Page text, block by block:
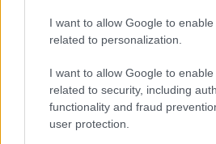
I want to allow Google to
related to personalization.
I want to allow Google to
related to security, including
functionality and fraud
user protection.